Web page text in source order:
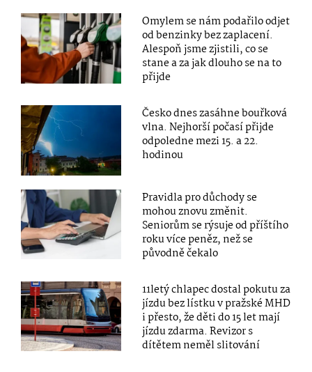
Omylem se nám podařilo odjet
od benzinky bez zaplacení.
Alespoň jsme zjistili, co se
stane a za jak dlouho se na to
přijde
Česko dnes zasáhne bouřková
vlna. Nejhorší počasí přijde
odpoledne mezi 15. a 22.
hodinou
Pravidla pro důchody se
mohou znovu změnit.
Seniorům se rýsuje od příštího
roku více peněz, než se
původně čekalo
11letý chlapec dostal pokutu za
jízdu bez lístku v pražské MHD
i přesto, že děti do 15 let mají
jízdu zdarma. Revizor s
dítětem neměl slitování